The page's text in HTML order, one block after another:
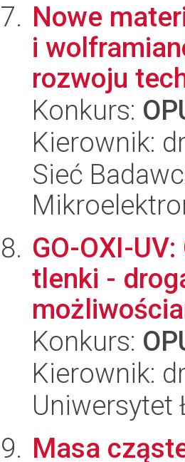
Nowe
i
rozwoju
Konkurs:
Kierownik:
Sieć
GO-OXI-
tlenki -
Konkurs:
Kierownik:
Uniwersytet
Masa